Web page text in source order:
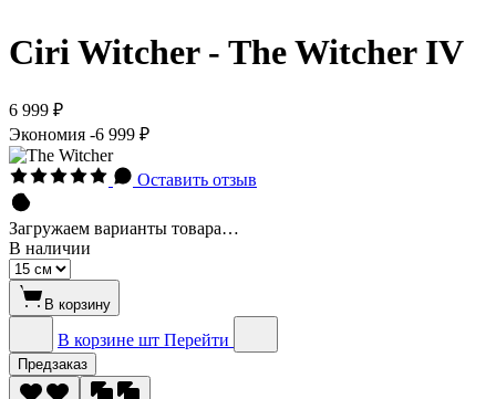
Ciri Witcher - The Witcher IV
6 999 ₽
Экономия -6 999 ₽
Оставить отзыв
Загружаем варианты товара…
В наличии
В корзину
В корзине шт Перейти
Предзаказ